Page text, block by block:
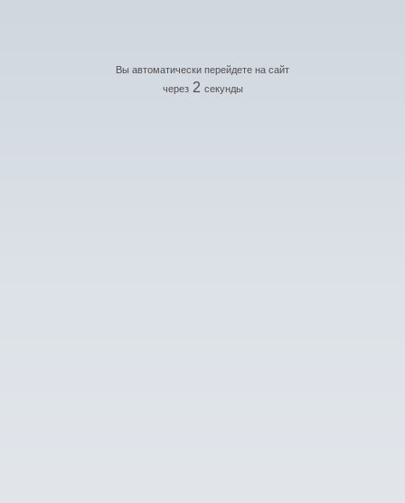
Вы автоматически перейдете на сайт
через 2 секунды